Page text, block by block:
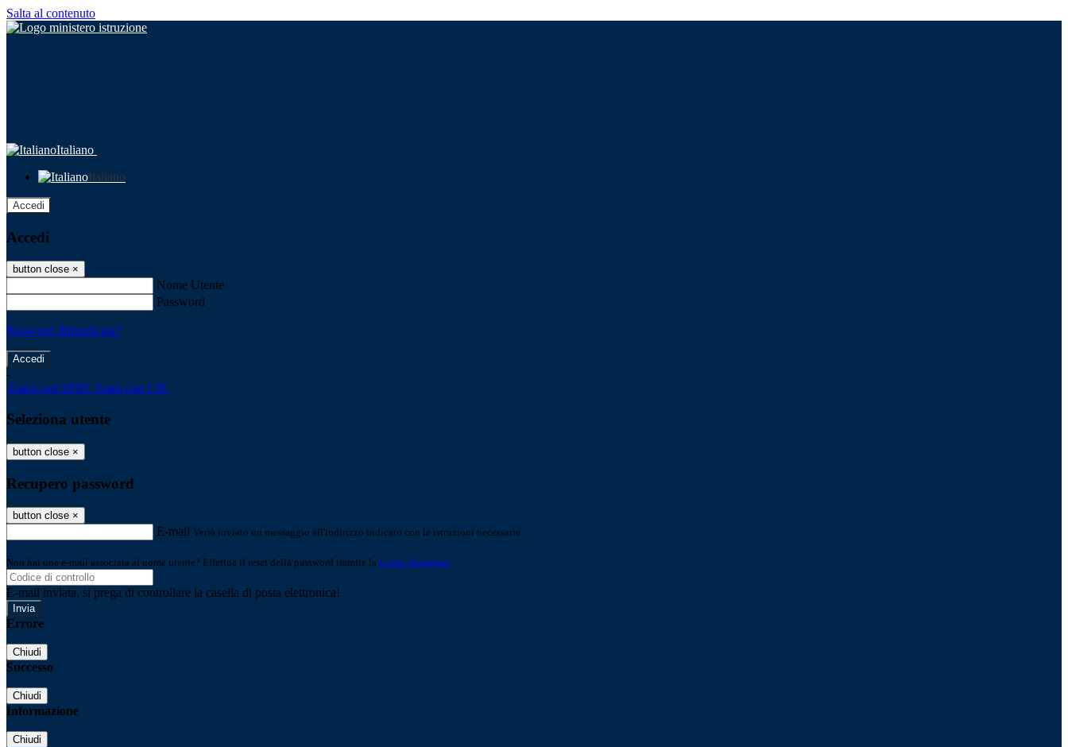
Salta al contenuto
Italiano
Italiano
Accedi
Accedi
button close ×
Nome Utente
Password
Password dimenticata?
-
Entra con SPID Entra con CIE
Seleziona utente
button close ×
Recupero password
button close ×
E-mail Verrà inviato un messaggio all'indirizzo indicato con le istruzioni necessarie.
Non hai una e-mail associata al nome utente? Effettua il reset della password tramite la Login Spaggiari
E-mail inviata, si prega di controllare la casella di posta elettronica!
Errore
Chiudi
Successo
Chiudi
Informazione
Chiudi